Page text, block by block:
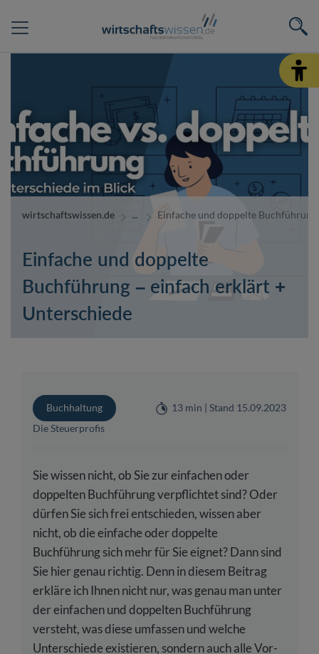
wirtschaftswissen.de Einfache und doppelte
Einfache und doppelte
Buchführung – einfach erklärt +
Unterschiede
Buchhaltung
13 min | Stand 15.09.2023
Die Steuerprofis
Sie wissen nicht, ob Sie zur einfachen oder
doppelten Buchführung verpflichtet sind? Oder
dürfen Sie sich frei entschieden, wissen aber
nicht, ob die einfache oder doppelte
Buchführung sich mehr für Sie eignet? Dann sind
Sie hier genau richtig. Denn in diesem Beitrag
erkläre ich Ihnen nicht nur, was genau man unter
der einfachen und doppelten Buchführung
versteht, was diese umfassen und welche
Unterschiede existieren, sondern auch alle Vor-